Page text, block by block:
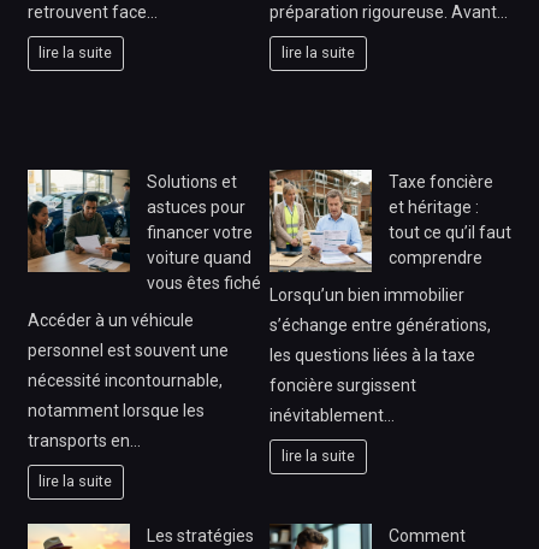
retrouvent face…
lire la suite
préparation rigoureuse. Avant…
lire la suite
Solutions et
astuces pour
financer votre
voiture quand
vous êtes fiché
Accéder à un véhicule
personnel est souvent une
nécessité incontournable,
notamment lorsque les
transports en…
lire la suite
Taxe foncière
et héritage :
tout ce qu’il faut
comprendre
Lorsqu’un bien immobilier
s’échange entre générations,
les questions liées à la taxe
foncière surgissent
inévitablement…
lire la suite
Les stratégies
Comment